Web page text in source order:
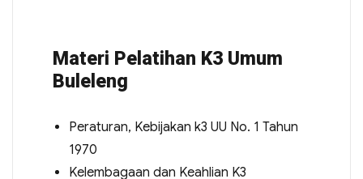
Materi Pelatihan K3 Umum
Buleleng
Peraturan, Kebijakan k3 UU No. 1 Tahun
1970
Kelembagaan dan Keahlian K3